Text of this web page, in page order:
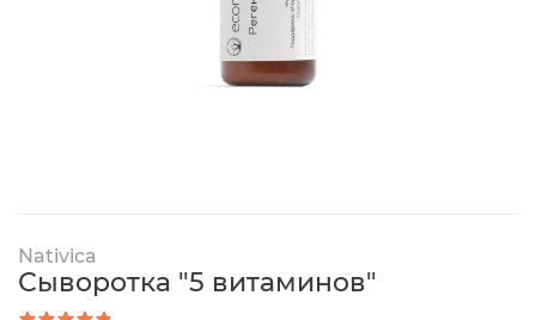
Nativica
Сыворотка "5 витаминов"